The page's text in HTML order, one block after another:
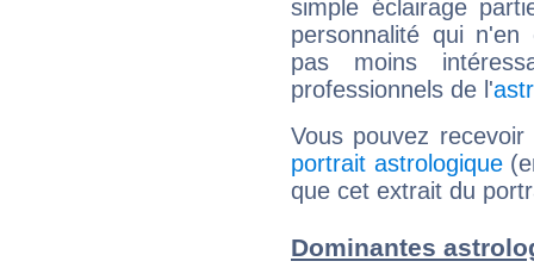
simple éclairage
personnalité qui n'en
pas moins
professionnels de l'
Vous pouvez
portrait astrologique
que cet extrait du
Dominantes